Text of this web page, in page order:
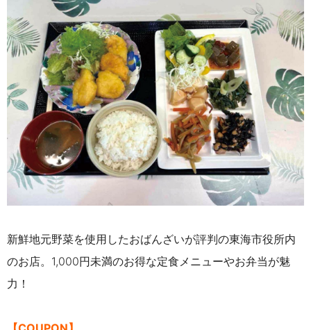
新鮮地元野菜を使用したおばんざいが評判の東海市役所内
のお店。1,000円未満のお得な定食メニューやお弁当が魅
力！